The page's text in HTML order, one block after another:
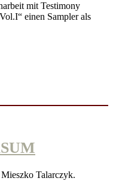
mit Testimony
einen Sampler als
Talarczyk.